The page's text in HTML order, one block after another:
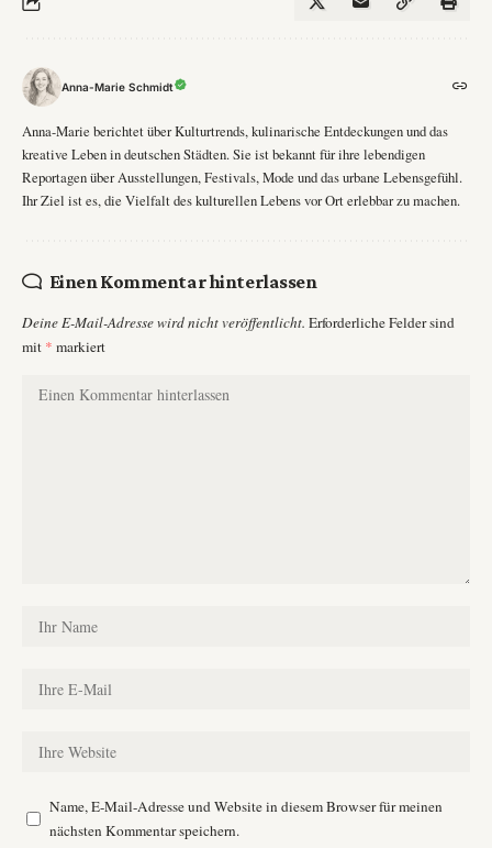
Anna-Marie Schmidt
Anna-Marie berichtet über Kulturtrends, kulinarische Entdeckungen und das
kreative Leben in deutschen Städten. Sie ist bekannt für ihre lebendigen
Reportagen über Ausstellungen, Festivals, Mode und das urbane Lebensgefühl.
Ihr Ziel ist es, die Vielfalt des kulturellen Lebens vor Ort erlebbar zu machen.
Einen Kommentar hinterlassen
Deine E-Mail-Adresse wird nicht veröffentlicht. Erforderliche Felder sind
mit * markiert
Name, E-Mail-Adresse und Website in diesem Browser für meinen
nächsten Kommentar speichern.